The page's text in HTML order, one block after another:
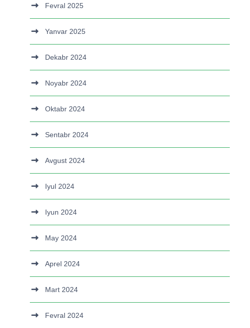
Fevral 2025
Yanvar 2025
Dekabr 2024
Noyabr 2024
Oktabr 2024
Sentabr 2024
Avgust 2024
Iyul 2024
Iyun 2024
May 2024
Aprel 2024
Mart 2024
Fevral 2024